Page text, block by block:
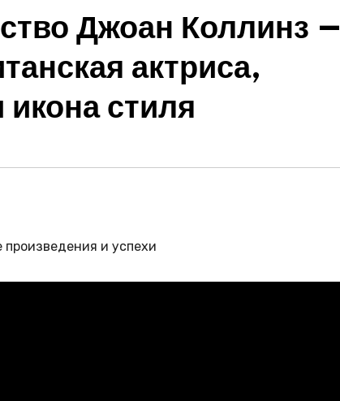
Джоан Коллинз —
актриса,
стиля